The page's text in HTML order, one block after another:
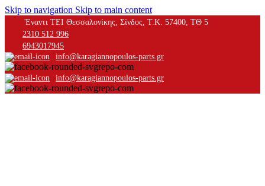
Skip to navigation Skip to main content
Έναντι ΤΕΙ Θεσσαλονίκης, Σίνδος, Τ.Κ. 57400, ΤΘ 5
2310 512 996
6943017945
info@karagiannopoulos-parts.gr
info@karagiannopoulos-parts.gr